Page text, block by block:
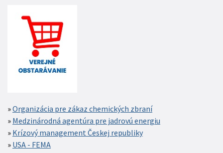
Organizácia pre zákaz chemických zbraní
Medzinárodná agentúra pre jadrovú energiu
Krízový management Českej republiky
USA - FEMA